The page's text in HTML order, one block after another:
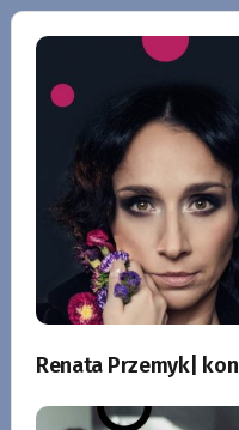
Renata Przemyk|